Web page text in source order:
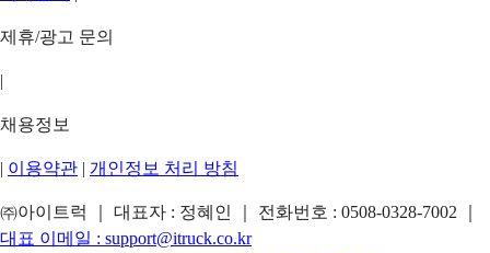
제휴/광고 문의
|
채용정보
| 이용약관 | 개인정보 처리 방침
㈜아이트럭 ｜ 대표자 : 정혜인 ｜ 전화번호 : 0508-0328-7002
대표 이메일 : support@itruck.co.kr